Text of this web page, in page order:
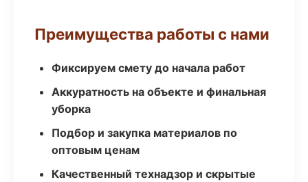
Преимущества работы с нами
Фиксируем смету до начала работ
Аккуратность на объекте и финальная
уборка
Подбор и закупка материалов по
оптовым ценам
Качественный технадзор и скрытые